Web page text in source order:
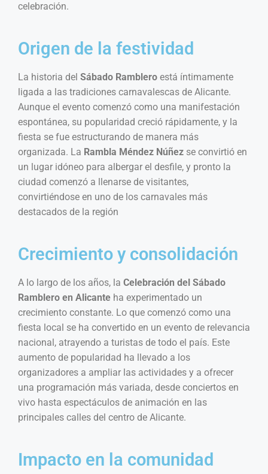
celebración.
Origen de la festividad
La historia del Sábado Ramblero está íntimamente
ligada a las tradiciones carnavalescas de Alicante.
Aunque el evento comenzó como una manifestación
espontánea, su popularidad creció rápidamente, y la
fiesta se fue estructurando de manera más
organizada. La Rambla Méndez Núñez se convirtió en
un lugar idóneo para albergar el desfile, y pronto la
ciudad comenzó a llenarse de visitantes,
convirtiéndose en uno de los carnavales más
destacados de la región
Crecimiento y consolidación
A lo largo de los años, la Celebración del Sábado
Ramblero en Alicante ha experimentado un
crecimiento constante. Lo que comenzó como una
fiesta local se ha convertido en un evento de relevancia
nacional, atrayendo a turistas de todo el país. Este
aumento de popularidad ha llevado a los
organizadores a ampliar las actividades y a ofrecer
una programación más variada, desde conciertos en
vivo hasta espectáculos de animación en las
principales calles del centro de Alicante.
Impacto en la comunidad